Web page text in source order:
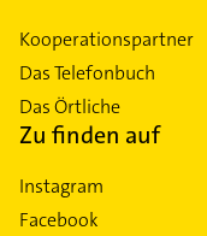
Kooperationspartner
Das Telefonbuch
Das Örtliche
Zu finden auf
Instagram
Facebook